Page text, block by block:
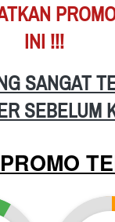
INI !!!
SANGAT
SEBELUM